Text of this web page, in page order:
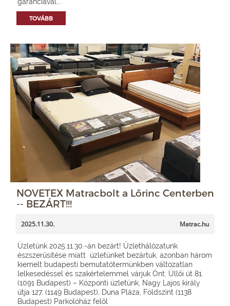
TOVÁBB
NOVETEX Matracbolt a Lőrinc Centerben
-- BEZÁRT!!!
2025.11.30. Matrac.hu
Üzletünk 2025.11.30.-án bezárt! Üzlethálózatunk
észszerűsítése miatt üzletünket bezártuk, azonban három
kiemelt budapesti bemutatótermünkben változatlan
lelkesedéssel és szakértelemmel várjuk Önt: Üllői út 81.
(1091 Budapest) – Központi üzletünk, Nagy Lajos király
útja 127. (1149 Budapest), Duna Pláza, Földszint (1138
Budapest) Parkolóház felől